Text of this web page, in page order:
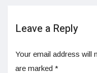
Leave a Reply
Your email address will
are marked *